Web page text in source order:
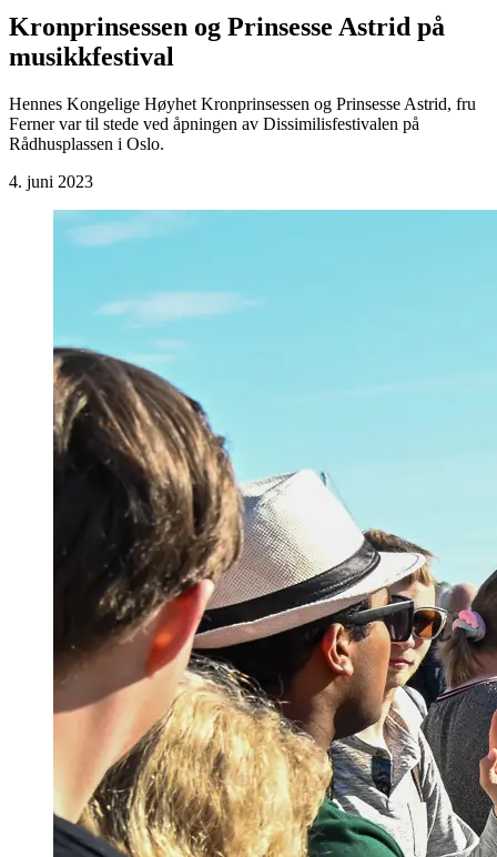
Kronprinsessen og Prinsesse Astrid på
musikkfestival
Hennes Kongelige Høyhet Kronprinsessen og Prinsesse Astrid, fru
Ferner var til stede ved åpningen av Dissimilisfestivalen på
Rådhusplassen i Oslo.
4. juni 2023